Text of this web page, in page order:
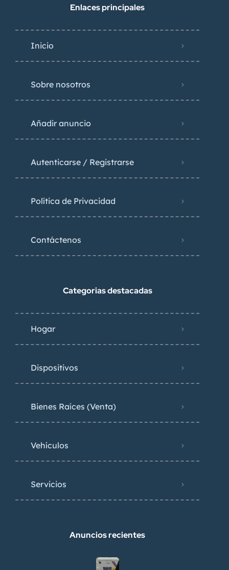
Enlaces principales
Inicio
Sobre nosotros
Añadir anuncio
Autenticarse / Registrarse
Política de Privacidad
Contáctenos
Categorias destacadas
Hogar
Dispositivos
Bienes Raíces (Venta)
Vehículos
Servicios
Anuncios recientes